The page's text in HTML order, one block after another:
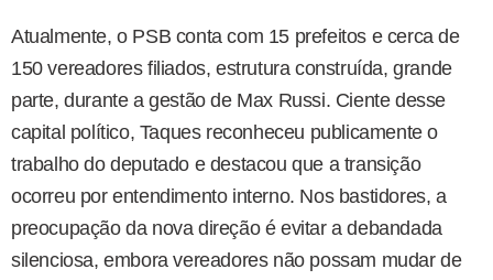
Atualmente, o PSB conta com 15 prefeitos e cerca de
150 vereadores filiados, estrutura construída, grande
parte, durante a gestão de Max Russi. Ciente desse
capital político, Taques reconheceu publicamente o
trabalho do deputado e destacou que a transição
ocorreu por entendimento interno. Nos bastidores, a
preocupação da nova direção é evitar a debandada
silenciosa, embora vereadores não possam mudar de